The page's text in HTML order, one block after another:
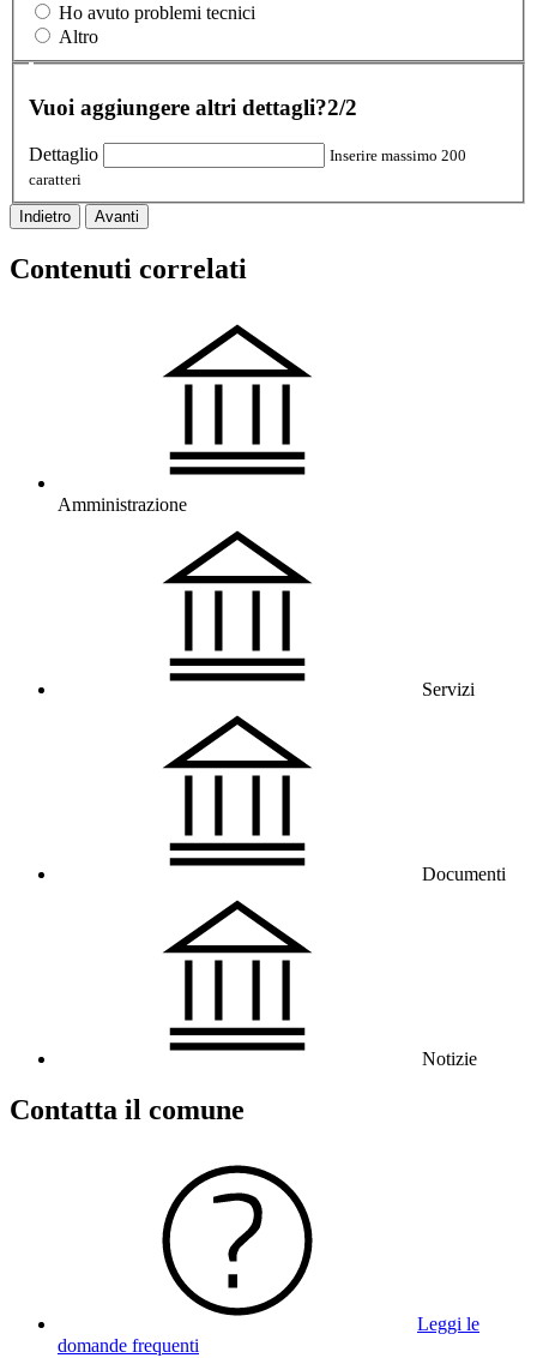
Ho avuto problemi tecnici
Altro
Vuoi aggiungere altri dettagli?2/2
Dettaglio
Inserire massimo 200
caratteri
Indietro Avanti
Contenuti correlati
Amministrazione
Servizi
Documenti
Notizie
Contatta il comune
Leggi le
domande frequenti